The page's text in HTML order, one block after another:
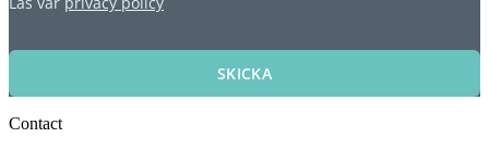
SKICKA
Contact